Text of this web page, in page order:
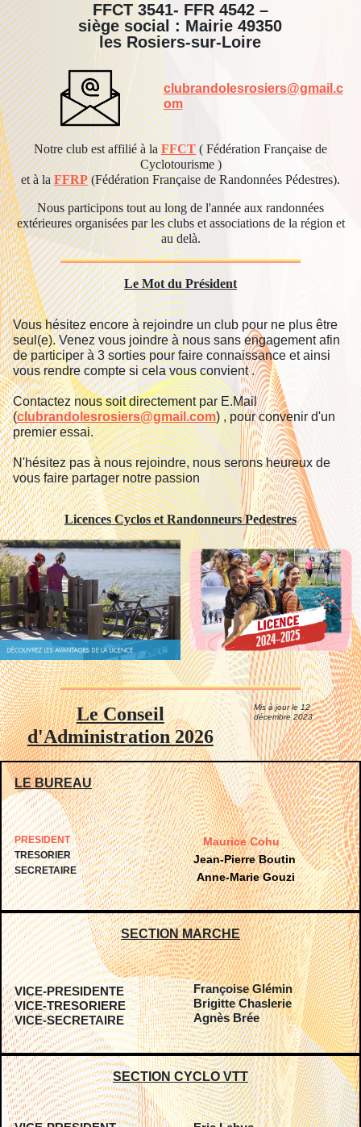
FFCT 3541- FFR 4542 –
siège social : Mairie 49350
les Rosiers-sur-Loire
clubrandolesrosiers@gmail.c
om
Notre club est affilié à laFFCT ( Fédération Française de
Cyclotourisme )
et à laFFRP(Fédération Française de Randonnées Pédestres).
Nous participons tout au long de l'année aux randonnées
extérieures organisées par les clubs et associations de la région et
au delà.
Le Mot du Président
Vous hésitez encore à rejoindre un club pour ne plus être
seul(e). Venez vous joindre à nous sans engagement afin
de participer à 3 sorties pour faire connaissance et ainsi
vous rendre compte si cela vous convient .
Contactez nous soit directement par E.Mail
(clubrandolesrosiers@gmail.com) , pour convenir d'un
premier essai.
N'hésitez pas à nous rejoindre, nous serons heureux de
vous faire partager notre passion
Licences Cyclos et Randonneurs Pedestres
Le Conseil
d'Administration 2026
Mis à jour le 12
décembre 2023
LE BUREAU
PRESIDENT
TRESORIER
SECRETAIRE
Maurice Cohu
Jean-Pierre Boutin
Anne-Marie Gouzi
SECTION MARCHE
VICE-PRESIDENTE
VICE-TRESORIERE
VICE-SECRETAIRE
Françoise Glémin
Brigitte Chaslerie
Agnès Brée
SECTION CYCLO VTT